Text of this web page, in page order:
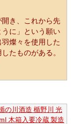
開き、これから先
に」という願い
燦々を使用した
たものがある。
の川酒造 楯野川 光
木箱入要冷蔵 製造